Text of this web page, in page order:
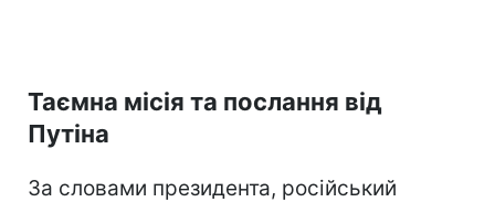
Таємна місія та послання від
Путіна
За словами президента, російський